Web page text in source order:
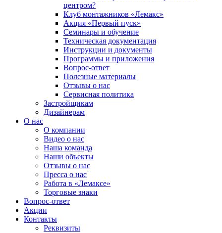
центром?
Клуб монтажников «Лемакс»
Акция «Первый пуск»
Семинары и обучение
Техническая документация
Инструкции и документы
Программы и приложения
Вопрос-ответ
Полезные материалы
Отзывы о нас
Сервисная политика
Застройщикам
Дизайнерам
О нас
О компании
Видео о нас
Наша команда
Наши объекты
Отзывы о нас
Пресса о нас
Работа в «Лемаксе»
Торговые знаки
Вопрос-ответ
Акции
Контакты
Реквизиты